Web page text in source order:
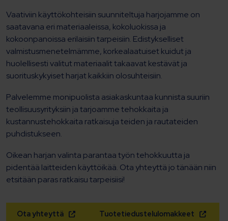
Vaativiin käyttökohteisiin suunniteltuja harjojamme on
saatavana eri materiaaleissa, kokoluokissa ja
kokoonpanoissa erilaisiin tarpeisiin. Edistykselliset
valmistusmenetelmämme, korkealaatuiset kuidut ja
huolellisesti valitut materiaalit takaavat kestävät ja
suorituskykyiset harjat kaikkiin olosuhteisiin.
Palvelemme monipuolista asiakaskuntaa kunnista suuriin
teollisuusyrityksiin ja tarjoamme tehokkaita ja
kustannustehokkaita ratkaisuja teiden ja rautateiden
puhdistukseen.
Oikean harjan valinta parantaa työn tehokkuutta ja
pidentää laitteiden käyttöikää. Ota yhteyttä jo tänään niin
etsitään paras ratkaisu tarpeisiisi!
Ota yhteyttä Tuotetiedustelulomakkeet